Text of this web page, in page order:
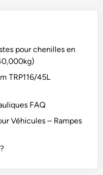
pour chenilles en
TRP116/45L
FAQ
Véhicules – Rampes